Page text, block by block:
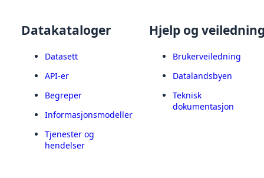
Datakataloger
Datasett
API-er
Begreper
Informasjonsmodeller
Tjenester og
hendelser
Hjelp og
Brukerveiledning
Datalandsbyen
Teknisk
dokumentasjon